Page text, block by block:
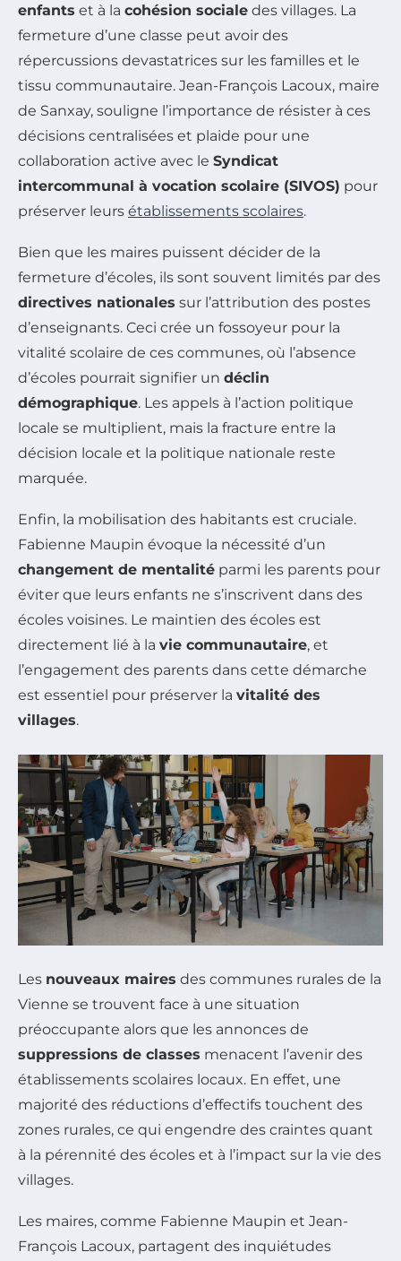
enfants et à la cohésion sociale des villages. La
fermeture d’une classe peut avoir des
répercussions devastatrices sur les familles et le
tissu communautaire. Jean-François Lacoux, maire
de Sanxay, souligne l’importance de résister à ces
décisions centralisées et plaide pour une
collaboration active avec le Syndicat
intercommunal à vocation scolaire (SIVOS) pour
préserver leurs établissements scolaires.
Bien que les maires puissent décider de la
fermeture d’écoles, ils sont souvent limités par des
directives nationales sur l’attribution des postes
d’enseignants. Ceci crée un fossoyeur pour la
vitalité scolaire de ces communes, où l’absence
d’écoles pourrait signifier un déclin
démographique. Les appels à l’action politique
locale se multiplient, mais la fracture entre la
décision locale et la politique nationale reste
marquée.
Enfin, la mobilisation des habitants est cruciale.
Fabienne Maupin évoque la nécessité d’un
changement de mentalité parmi les parents pour
éviter que leurs enfants ne s’inscrivent dans des
écoles voisines. Le maintien des écoles est
directement lié à la vie communautaire, et
l’engagement des parents dans cette démarche
est essentiel pour préserver la vitalité des
villages.
Les nouveaux maires des communes rurales de la
Vienne se trouvent face à une situation
préoccupante alors que les annonces de
suppressions de classes menacent l’avenir des
établissements scolaires locaux. En effet, une
majorité des réductions d’effectifs touchent des
zones rurales, ce qui engendre des craintes quant
à la pérennité des écoles et à l’impact sur la vie des
villages.
Les maires, comme Fabienne Maupin et Jean-
François Lacoux, partagent des inquiétudes